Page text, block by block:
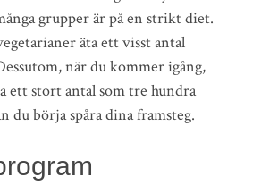
grupper är på en strikt diet.
äta ett visst antal
när du kommer igång,
ett stort antal som tre hundra
du börja spåra dina framsteg.